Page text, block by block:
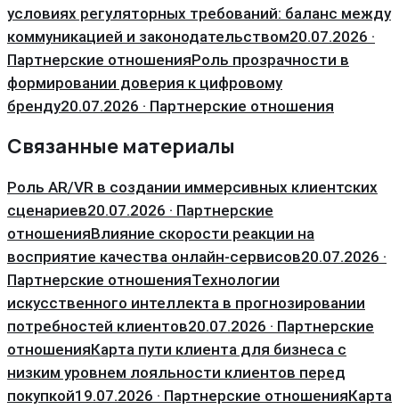
условиях регуляторных требований: баланс между
коммуникацией и законодательством20.07.2026 ·
Партнерские отношенияРоль прозрачности в
формировании доверия к цифровому
бренду20.07.2026 · Партнерские отношения
Связанные материалы
Роль AR/VR в создании иммерсивных клиентских
сценариев20.07.2026 · Партнерские
отношенияВлияние скорости реакции на
восприятие качества онлайн-сервисов20.07.2026 ·
Партнерские отношенияТехнологии
искусственного интеллекта в прогнозировании
потребностей клиентов20.07.2026 · Партнерские
отношенияКарта пути клиента для бизнеса с
низким уровнем лояльности клиентов перед
покупкой19.07.2026 · Партнерские отношенияКарта